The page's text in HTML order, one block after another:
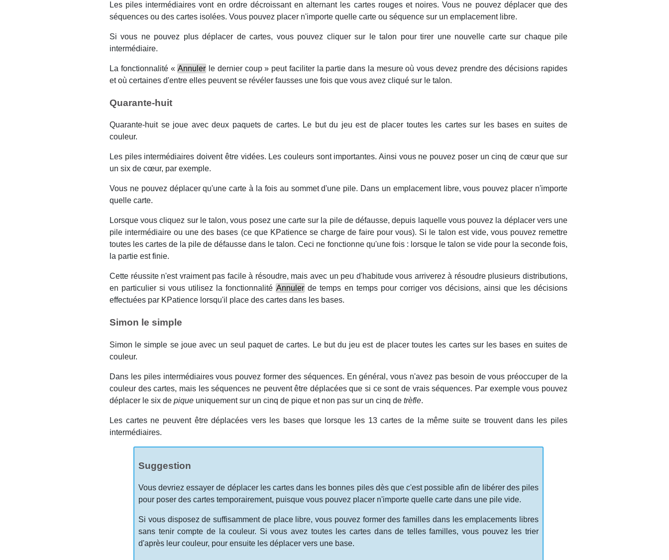
Les piles intermédiaires vont en ordre décroissant en alternant les cartes rouges et noires. Vous ne pouvez déplacer que des
séquences ou des cartes isolées. Vous pouvez placer n'importe quelle carte ou séquence sur un emplacement libre.
Si vous ne pouvez plus déplacer de cartes, vous pouvez cliquer sur le talon pour tirer une nouvelle carte sur chaque pile
intermédiaire.
La fonctionnalité « Annuler le dernier coup » peut faciliter la partie dans la mesure où vous devez prendre des décisions rapides
et où certaines d'entre elles peuvent se révéler fausses une fois que vous avez cliqué sur le talon.
Quarante-huit
Quarante-huit se joue avec deux paquets de cartes. Le but du jeu est de placer toutes les cartes sur les bases en suites de
couleur.
Les piles intermédiaires doivent être vidées. Les couleurs sont importantes. Ainsi vous ne pouvez poser un cinq de cœur que sur
un six de cœur, par exemple.
Vous ne pouvez déplacer qu'une carte à la fois au sommet d'une pile. Dans un emplacement libre, vous pouvez placer n'importe
quelle carte.
Lorsque vous cliquez sur le talon, vous posez une carte sur la pile de défausse, depuis laquelle vous pouvez la déplacer vers une
pile intermédiaire ou une des bases (ce que KPatiencese charge de faire pour vous). Si le talon est vide, vous pouvez remettre
toutes les cartes de la pile de défausse dans le talon. Ceci ne fonctionne qu'une fois : lorsque le talon se vide pour la seconde fois,
la partie est finie.
Cette réussite n'est vraiment pas facile à résoudre, mais avec un peu d'habitude vous arriverez à résoudre plusieurs distributions,
en particulier si vous utilisez la fonctionnalité Annuler de temps en temps pour corriger vos décisions, ainsi que les décisions
effectuées par KPatience lorsqu'il place des cartes dans les bases.
Simon le simple
Simon le simple se joue avec un seul paquet de cartes. Le but du jeu est de placer toutes les cartes sur les bases en suites de
couleur.
Dans les piles intermédiaires vous pouvez former des séquences. En général, vous n'avez pas besoin de vous préoccuper de la
couleur des cartes, mais les séquences ne peuvent être déplacées que si ce sont de vrais séquences. Par exemple vous pouvez
déplacer le six de pique uniquement sur un cinq de pique et non pas sur un cinq de trèfle.
Les cartes ne peuvent être déplacées vers les bases que lorsque les 13 cartes de la même suite se trouvent dans les piles
intermédiaires.
Suggestion
Vous devriez essayer de déplacer les cartes dans les bonnes piles dès que c'est possible afin de libérer des piles
pour poser des cartes temporairement, puisque vous pouvez placer n'importe quelle carte dans une pile vide.
Si vous disposez de suffisamment de place libre, vous pouvez former des familles dans les emplacements libres
sans tenir compte de la couleur. Si vous avez toutes les cartes dans de telles familles, vous pouvez les trier
d'après leur couleur, pour ensuite les déplacer vers une base.